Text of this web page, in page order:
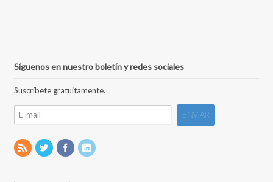
Síguenos en nuestro boletín y redes sociales
Suscríbete gratuitamente.